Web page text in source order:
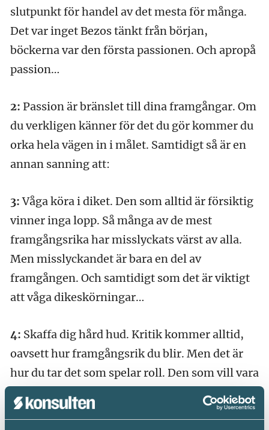
slutpunkt för handel av det mesta för många.
Det var inget Bezos tänkt från början,
böckerna var den första passionen. Och apropå
passion…
2: Passion är bränslet till dina framgångar. Om
du verkligen känner för det du gör kommer du
orka hela vägen in i målet. Samtidigt så är en
annan sanning att:
3:Våga köra i diket. Den som alltid är försiktig
vinner inga lopp. Så många av de mest
framgångsrika har misslyckats värst av alla.
Men misslyckandet är bara en del av
framgången. Och samtidigt som det är viktigt
att våga dikeskörningar…
4: Skaffa dig hård hud. Kritik kommer alltid,
oavsett hur framgångsrik du blir. Men det är
hur du tar det som spelar roll. Den som vill vara
en innovatör måste våga riskera att bli
kritiserad, missförstådd eller skämtad med.